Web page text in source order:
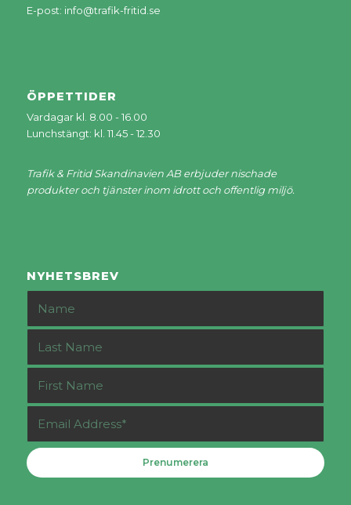
E-post: info@trafik-fritid.se
ÖPPETTIDER
Vardagar kl. 8.00 - 16.00
Lunchstängt: kl. 11.45 - 12.30
Trafik & Fritid Skandinavien AB erbjuder nischade
produkter och tjänster inom idrott och offentlig miljö.
NYHETSBREV